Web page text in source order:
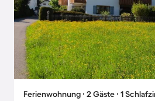
Ferienwohnung ∙ 2 Gäste ∙ 1